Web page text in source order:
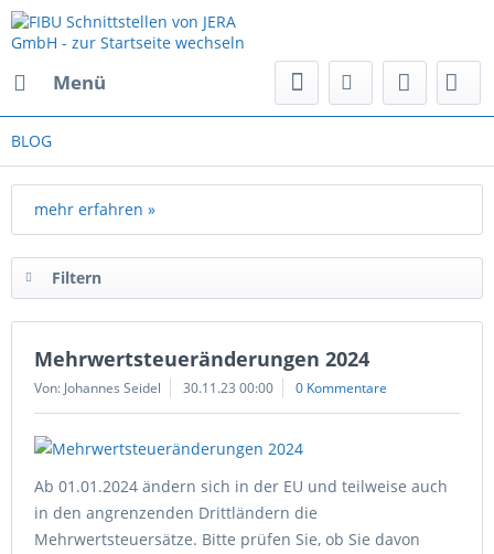
Menü
BLOG
mehr erfahren »
Filtern
Mehrwertsteueränderungen 2024
Von: Johannes Seidel 30.11.23 00:00 0 Kommentare
Ab 01.01.2024 ändern sich in der EU und teilweise auch
in den angrenzenden Drittländern die
Mehrwertsteuersätze. Bitte prüfen Sie, ob Sie davon